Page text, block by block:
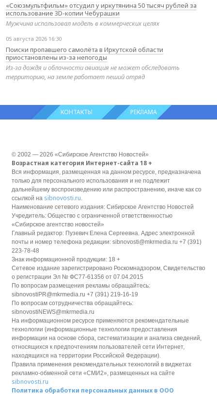
«Союзмультфильм» отсудил у иркутянина 50 тысяч рублей за
использование 3D-копии Чебурашки
Мужчина использовал модель в коммерческих целях
05 августа 2026 16:30
Поиски пропавшего самолёта в Иркутской области
приостановлены из-за непогоды
Из-за дождя и облачности авиация не может обследовать
территорию, на земле работает пеший отряд
КОНТАКТЫ РЕКЛАМА
© 2002 — 2026 «Сибирское Агентство Новостей»
Возрастная категория Интернет-сайта 18 +
Вся информация, размещенная на данном ресурсе, предназначена
только для персонального использования и не подлежит
дальнейшему воспроизведению или распространению, иначе как со
ссылкой на sibnovosti.ru.
Наименование сетевого издания: Сибирское Агентство Новостей
Учредитель: Общество с ограниченной ответственностью
«Сибирское агентство новостей»
Главный редактор: Пузевич Елена Сергеевна. Адрес электронной
почты и номер телефона редакции: sibnovosti@mkrmedia.ru +7 (391)
223-78-48
Знак информационной продукции: 18 +
Сетевое издание зарегистрировано Роскомнадзором, Свидетельство
о регистрации Эл № ФС77-61356 от 07.04.2015
По вопросам размещения рекламы обращайтесь:
sibnovostiPR@mkrmedia.ru +7 (391) 219-16-19
По вопросам сотрудничества обращайтесь:
sibnovostiNEWS@mkrmedia.ru
На информационном ресурсе применяются рекомендательные
технологии (информационные технологии предоставления
информации на основе сбора, систематизации и анализа сведений,
относящихся к предпочтениям пользователей сети Интернет,
находящихся на территории Российской Федерации).
Правила применения рекомендательных технологий в виджетах
рекламно-обменной сети «СМИ2», размещенных на сайте
sibnovosti.ru
Политика обработки персональных данных в ООО